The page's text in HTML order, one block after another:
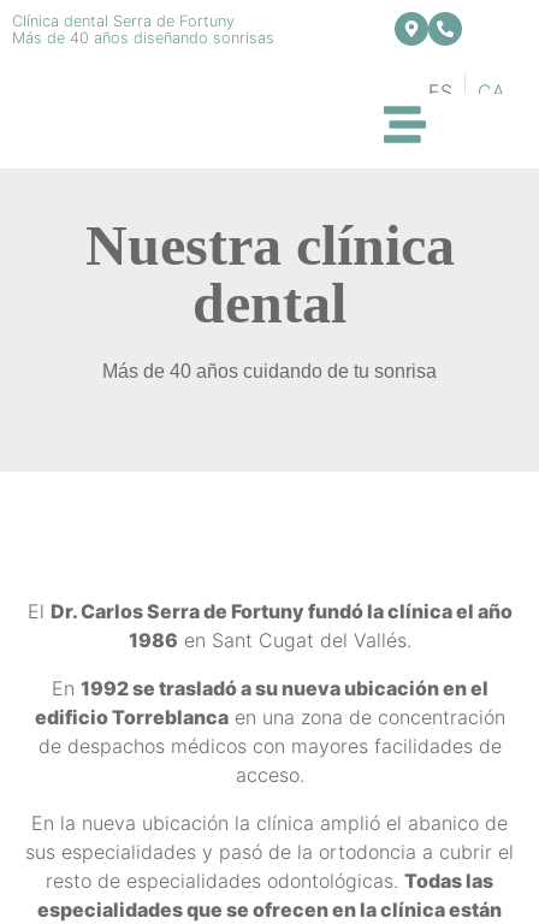
Clínica dental Serra de Fortuny
Más de 40 años diseñando sonrisas
ES CA
Nuestra clínica
dental
Más de 40 años cuidando de tu sonrisa
El Dr. Carlos Serra de Fortuny fundó la clínica el año
1986 en Sant Cugat del Vallés.
En 1992 se trasladó a su nueva ubicación en el
edificio Torreblancaen una zona de concentración
de despachos médicos con mayores facilidades de
acceso.
En la nueva ubicación la clínica amplió el abanico de
sus especialidades y pasó de la ortodoncia a cubrir el
resto de especialidades odontológicas. Todas las
especialidades que se ofrecen en la clínica están